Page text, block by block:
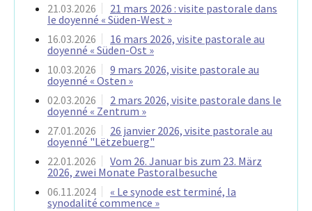
21.03.2026
21 mars 2026 : visite pastorale dans
le doyenné « Süden-West »
16.03.2026
16 mars 2026, visite pastorale au
doyenné « Süden-Ost »
10.03.2026
9 mars 2026, visite pastorale au
doyenné « Osten »
02.03.2026
2 mars 2026, visite pastorale dans le
doyenné « Zentrum »
27.01.2026
26 janvier 2026, visite pastorale au
doyenné "Lëtzebuerg"
22.01.2026
Vom 26. Januar bis zum 23. März
2026, zwei Monate Pastoralbesuche
06.11.2024
« Le synode est terminé, la
synodalité commence »